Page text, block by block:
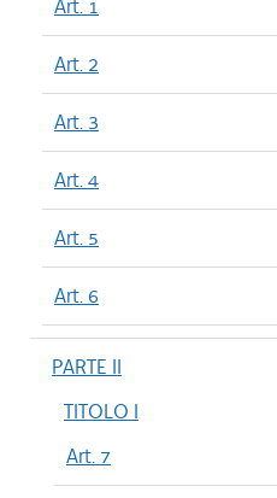
Art. 1
Art. 2
Art. 3
Art. 4
Art. 5
Art. 6
PARTE II
TITOLO I
Art. 7